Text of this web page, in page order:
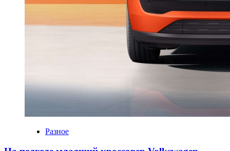
Разное